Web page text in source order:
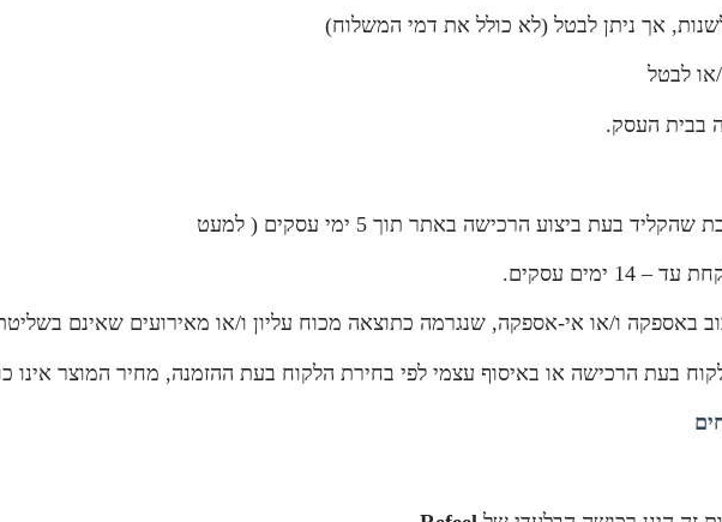
אך ניתן לבטל (לא כולל את דמי המשלוח)
או לבטל
בבית העסק.
ביצוע הרכישה באתר תוך 5 ימי עסקים ( למעט
עסקים.
באספקה ו/או אי-אספקה, שנגרמה כתוצאה מכוח עליון ו/או מאירועים שאינם
בעת הרכישה או באיסוף עצמי לפי בחירת הלקוח בעת ההזמנה, מחיר המוצר אינו